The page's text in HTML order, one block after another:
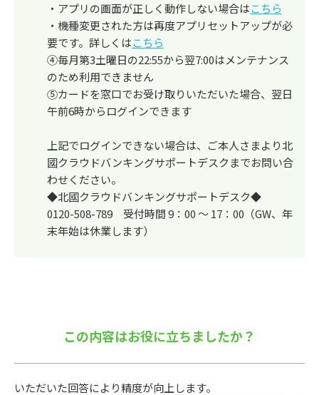
・アプリの画面が正しく動作しない場合はこちら
・機種変更された方は再度アプリセットアップが必
要です。詳しくはこちら
④毎月第3土曜日の22:55から翌7:00はメンテナンス
のため利用できません
⑤カードを窓口でお受け取りいただいた場合、翌日
午前6時からログインできます
上記でログインできない場合は、ご本人さまより北
國クラウドバンキングサポートデスクまでお問い合
わせください。
◆北國クラウドバンキングサポートデスク◆
0120-508-789 受付時間 9：00 ～ 17：00（GW、年
末年始は休業します）
この内容はお役に立ちましたか？
いただいた回答により精度が向上します。